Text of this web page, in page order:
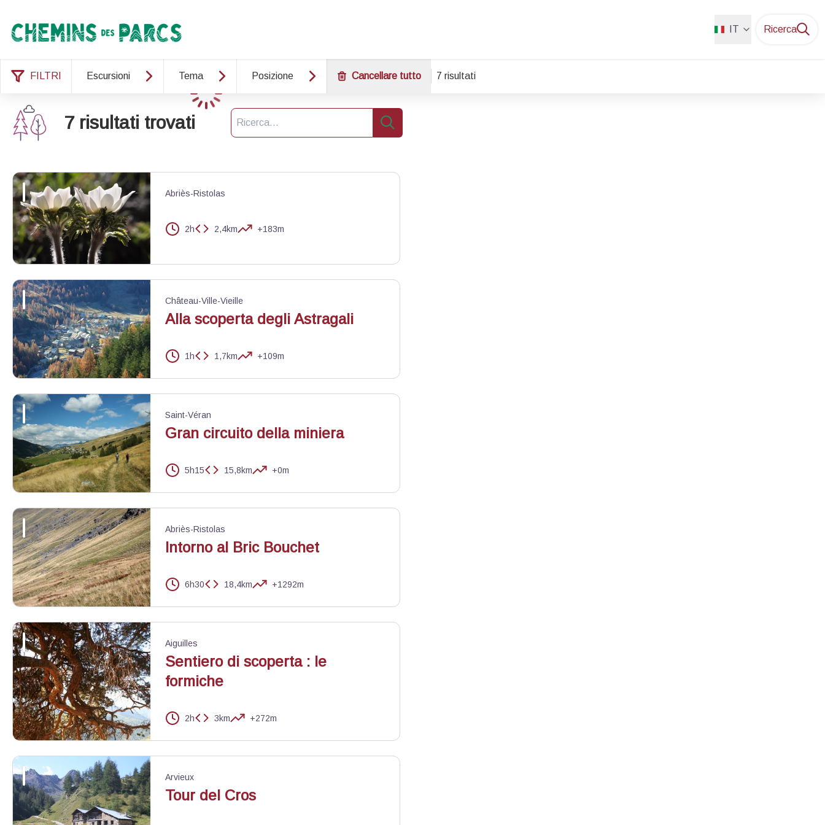
Chemins des Parcs IT Ricerca
FILTRI Escursioni Tema Posizione Cancellare tutto 7 risultati
7 risultati trovati
Ricerca
Ricerca
Abriès-Ristolas
2h 2,4km +183m
Château-Ville-Vieille
Alla scoperta degli Astragali
1h 1,7km +109m
Saint-Véran
Gran circuito della miniera
5h15 15,8km +0m
Abriès-Ristolas
Intorno al Bric Bouchet
6h30 18,4km +1292m
Aiguilles
Sentiero di scoperta : le
formiche
2h 3km +272m
Arvieux
Tour del Cros
Caricamento